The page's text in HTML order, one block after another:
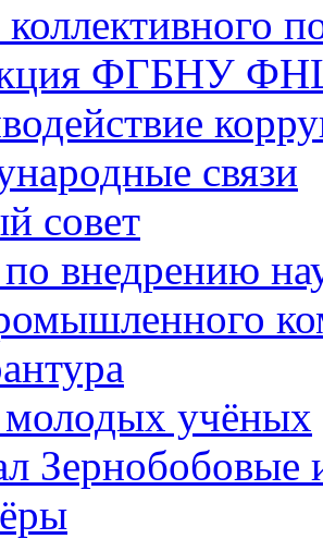
ФГБНУ
связи
совет
внедрению
учёных
Зернобобовые